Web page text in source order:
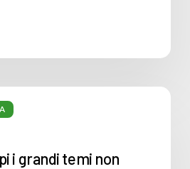
i grandi temi non